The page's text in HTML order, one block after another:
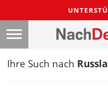
Ihre Such nach